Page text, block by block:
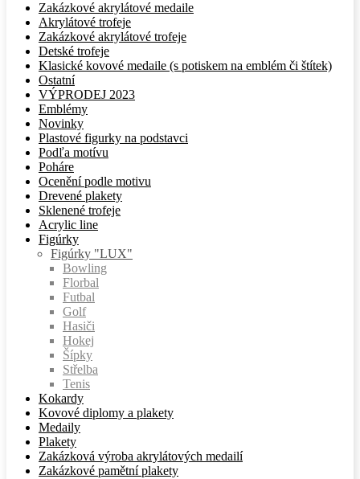
Zakázkové akrylátové medaile
Akrylátové trofeje
Zakázkové akrylátové trofeje
Detské trofeje
Klasické kovové medaile (s potiskem na emblém či štítek)
Ostatní
VÝPRODEJ 2023
Emblémy
Novinky
Plastové figurky na podstavci
Podľa motívu
Poháre
Ocenění podle motivu
Drevené plakety
Sklenené trofeje
Acrylic line
Figúrky
Figúrky "LUX"
Bowling
Florbal
Futbal
Golf
Hasiči
Hokej
Šípky
Střelba
Tenis
Kokardy
Kovové diplomy a plakety
Medaily
Plakety
Zakázková výroba akrylátových medailí
Zakázkové pamětní plakety